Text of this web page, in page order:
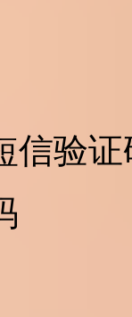
信验证